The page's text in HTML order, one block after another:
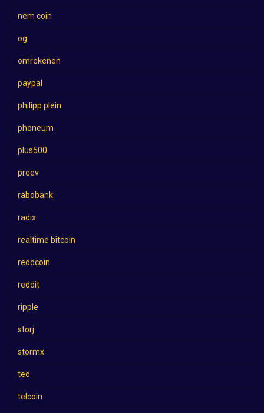
nem coin
og
omrekenen
paypal
philipp plein
phoneum
plus500
preev
rabobank
radix
realtime bitcoin
reddcoin
reddit
ripple
storj
stormx
ted
telcoin